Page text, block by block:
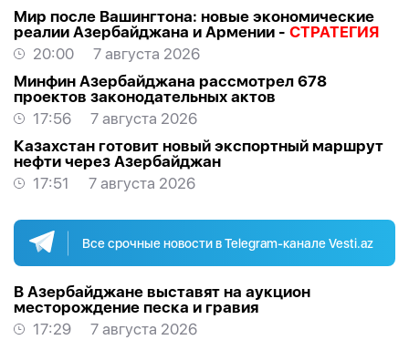
Мир после Вашингтона: новые экономические
реалии Азербайджана и Армении - СТРАТЕГИЯ
20:00
7 августа 2026
Минфин Азербайджана рассмотрел 678
проектов законодательных актов
17:56
7 августа 2026
Казахстан готовит новый экспортный маршрут
нефти через Азербайджан
17:51
7 августа 2026
Все срочные новости в Telegram-канале Vesti.az
В Азербайджане выставят на аукцион
месторождение песка и гравия
17:29
7 августа 2026